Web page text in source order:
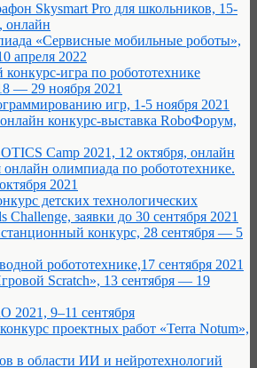
Skysmart Pro для школьников, 15-
онлайн
«Сервисные мобильные роботы»,
апреля 2022
игра по робототехнике
— 29 ноября 2021
игр, 1-5 ноября 2021
конкурс-выставка RoboФорум,
Camp 2021, 12 октября, онлайн
олимпиада по робототехнике.
2021
детских технологических
Challenge, заявки до 30 сентября 2021
конкурс, 28 сентября — 5
робототехнике,17 сентября 2021
Scratch», 13 сентября — 19
2021, 9–11 сентября
проектных работ «Terra Notum»,
в области ИИ и нейротехнологий